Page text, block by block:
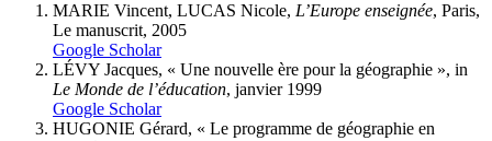
MARIE Vincent, LUCAS Nicole, L’Europe enseignée, Paris,
Le manuscrit, 2005
Google Scholar
LÉVY Jacques, « Une nouvelle ère pour la géographie », in
Le Monde de l’éducation, janvier 1999
Google Scholar
HUGONIE Gérard, « Le programme de géographie en